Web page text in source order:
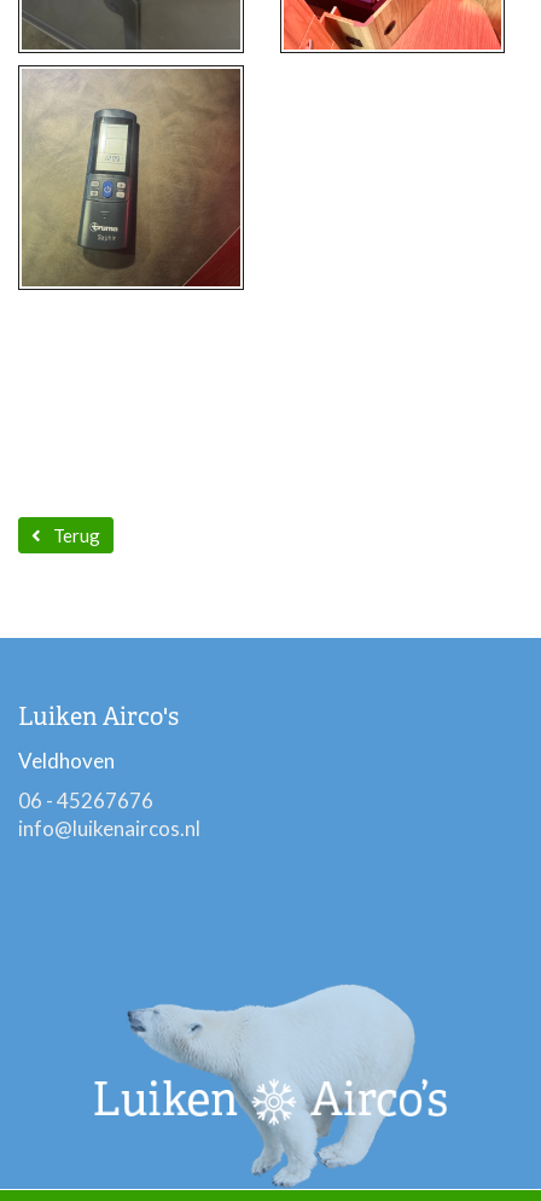
Terug
Luiken Airco's
Veldhoven
06 - 45267676
info@luikenaircos.nl